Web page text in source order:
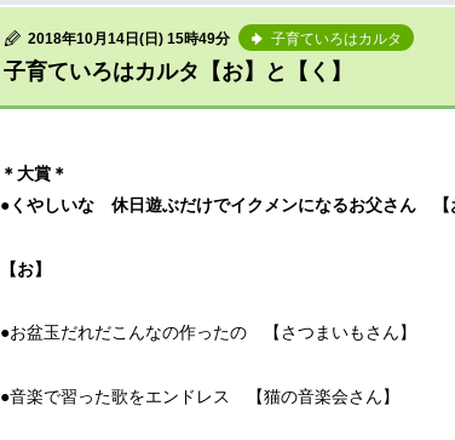
2018年10月14日(日) 15時49分 子育ていろはカルタ
子育ていろはカルタ【お】と【く】
＊大賞＊
●くやしいな 休日遊ぶだけでイクメンになるお父さん 【
【お】
●お盆玉だれだこんなの作ったの 【さつまいもさん】
●音楽で習った歌をエンドレス 【猫の音楽会さん】